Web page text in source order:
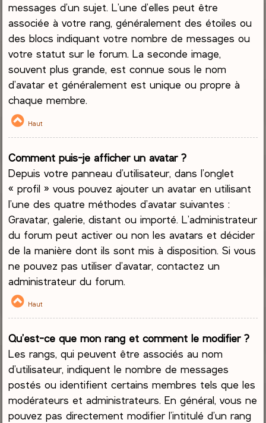
messages d’un sujet. L’une d’elles peut être
associée à votre rang, généralement des étoiles ou
des blocs indiquant votre nombre de messages ou
votre statut sur le forum. La seconde image,
souvent plus grande, est connue sous le nom
d’avatar et généralement est unique ou propre à
chaque membre.
Haut
Comment puis-je afficher un avatar ?
Depuis votre panneau d’utilisateur, dans l’onglet
« profil » vous pouvez ajouter un avatar en utilisant
l’une des quatre méthodes d’avatar suivantes :
Gravatar, galerie, distant ou importé. L’administrateur
du forum peut activer ou non les avatars et décider
de la manière dont ils sont mis à disposition. Si vous
ne pouvez pas utiliser d’avatar, contactez un
administrateur du forum.
Haut
Qu’est-ce que mon rang et comment le modifier ?
Les rangs, qui peuvent être associés au nom
d’utilisateur, indiquent le nombre de messages
postés ou identifient certains membres tels que les
modérateurs et administrateurs. En général, vous ne
pouvez pas directement modifier l’intitulé d’un rang